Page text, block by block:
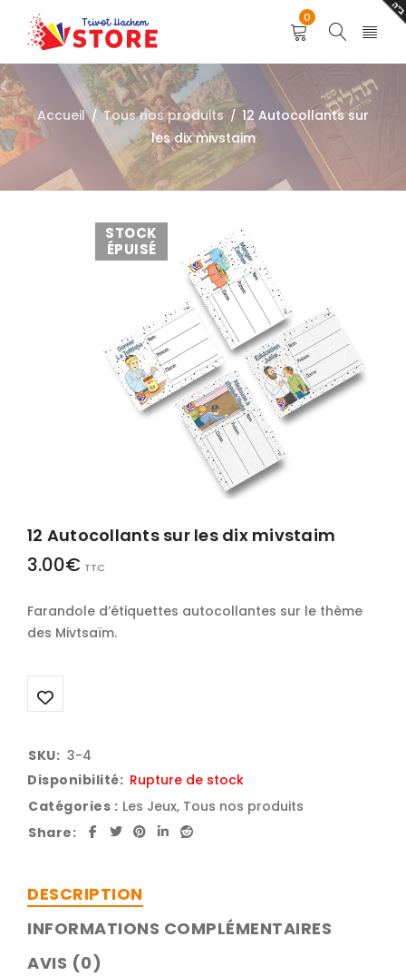
0
Accueil / Tous nos produits / 12 Autocollants sur
les dix mivstaim
STOCK
ÉPUISÉ
12 Autocollants sur les dix mivstaim
3.00€ TTC
Farandole d’étiquettes autocollantes sur le thème
des Mivtsaïm.
SKU: 3-4
Disponibilité: Rupture de stock
Catégories : Les Jeux, Tous nos produits
Share:
DESCRIPTION
INFORMATIONS COMPLÉMENTAIRES
AVIS (0)